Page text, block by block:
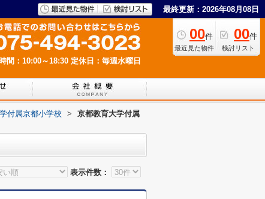
最終更新：2026年08月08日
00件
最近見た物件
00件
検討リスト
間：10:00～18:30 定休日：毎週水曜日
付属京都小学校 >
京都教育大学付属
表示件数：